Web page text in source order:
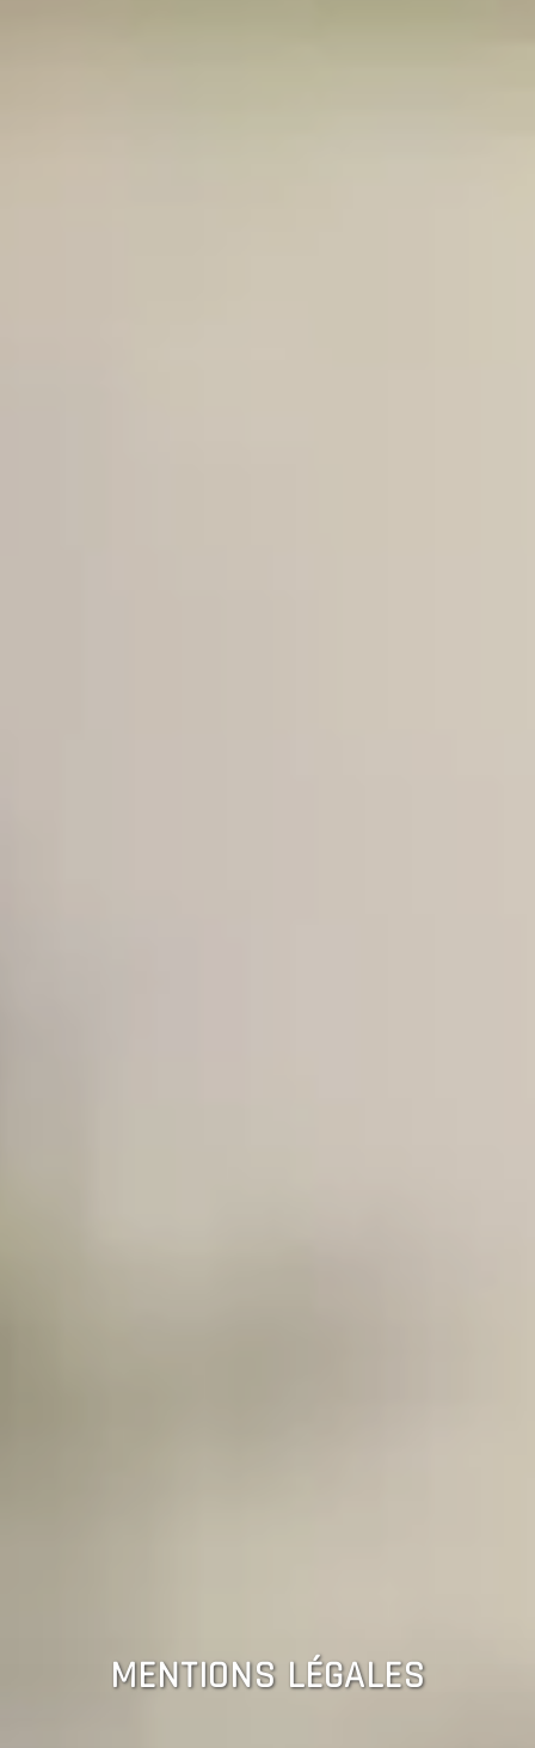
MENTIONS LÉGALES